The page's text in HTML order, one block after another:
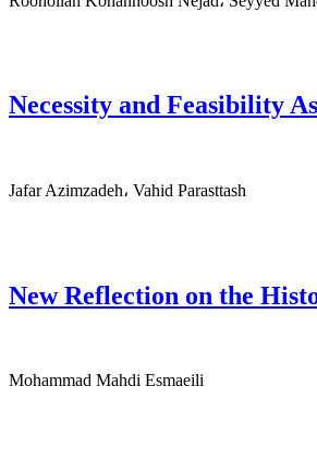
Necessity and Feasibility
Jafar Azimzadeh، Vahid Parasttash
New Reflection on the
Mohammad Mahdi Esmaeili